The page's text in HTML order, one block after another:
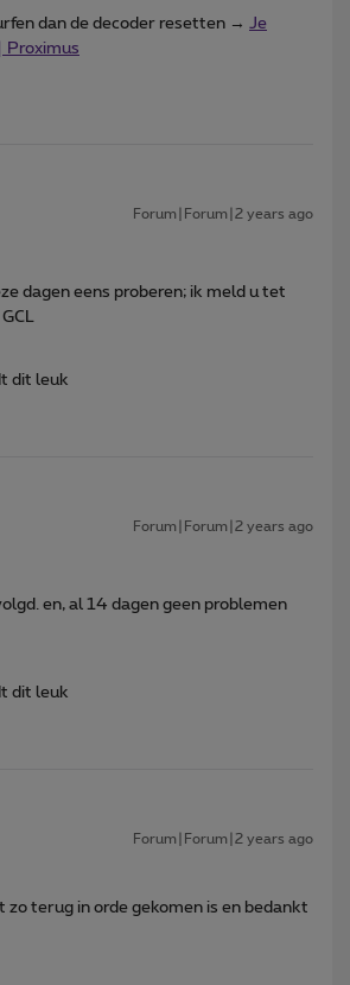
dan de decoder resetten → Je
Proximus
Forum|Forum|2 years ago
dagen eens proberen; ik meld u tet
dit leuk
Forum|Forum|2 years ago
en, al 14 dagen geen problemen
dit leuk
Forum|Forum|2 years ago
zo terug in orde gekomen is en bedankt